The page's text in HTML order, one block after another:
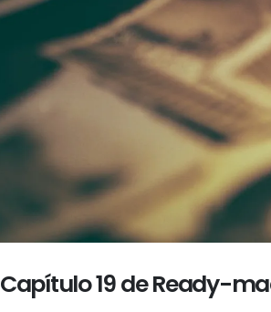
Capítulo 19 de Ready-